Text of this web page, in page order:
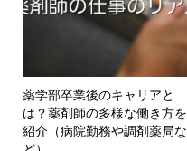
薬学部卒業後のキャリアと
は？薬剤師の多様な働き方を
紹介（病院勤務や調剤薬局な